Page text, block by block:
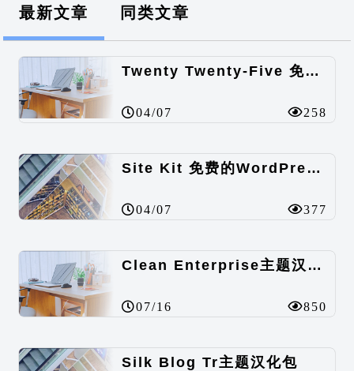
最新文章 同类文章
Twenty Twenty-Five 免费的WordPress内容主题
04/07 258
Site Kit 免费的WordPress数据统计插件
04/07 377
Clean Enterprise主题汉化包
07/16 850
Silk Blog Tr主题汉化包